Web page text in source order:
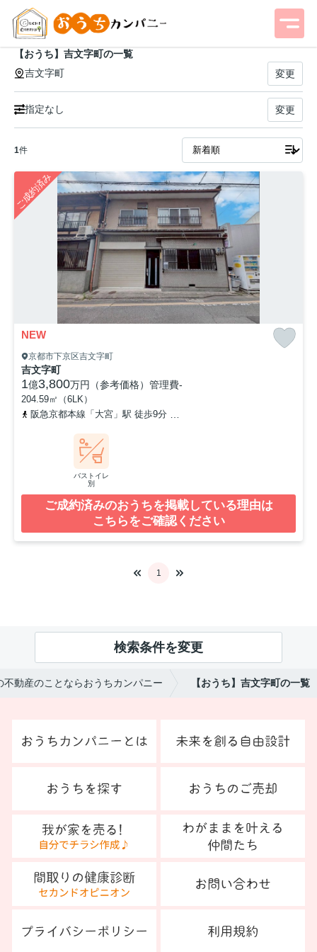
【おうち】吉文字町の一覧
吉文字町
変更
指定なし 変更
1件
ご成約済み
NEW
京都市下京区吉文字町
吉文字町
1億3,800万円（参考価格） 管理費-
204.59㎡（6LK）
阪急京都本線「大宮」駅 徒歩9分
バストイレ
別
ご成約済みのおうちを掲載している理由は
こちらをご確認ください
1
検索条件を変更
不動産のことならおうちカンパニー 【おうち】吉文字町の一覧